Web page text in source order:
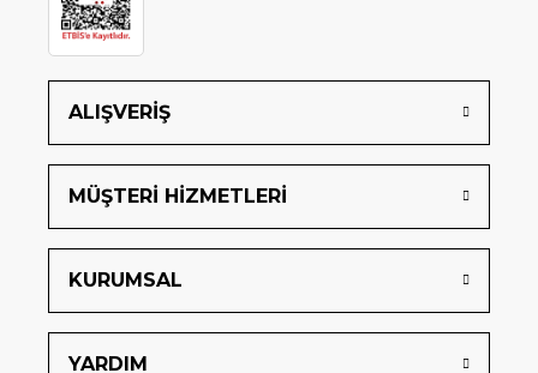
ALIŞVERİŞ
MÜŞTERİ HİZMETLERİ
KURUMSAL
YARDIM